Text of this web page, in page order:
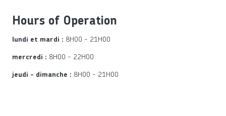
Hours of Operation
lundi et mardi : 8H00 - 21H00
mercredi : 8H00 - 22H00
jeudi - dimanche : 8H00 - 21H00